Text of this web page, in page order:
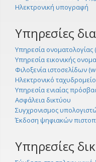
Ηλεκτρονική υπογραφή
Υπηρεσίες
Υπηρεσία ονοματολογίας
Υπηρεσία εικονικής
Φιλοξενία ιστοσελίδων
Ηλεκτρονικό
Υπηρεσία ενιαίας
Ασφάλεια δικτύου
Συγχρονισμος
Έκδοση ψηφιακών
Υπηρεσίες